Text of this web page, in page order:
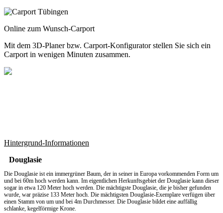
Online zum Wunsch-Carport
Mit dem 3D-Planerbzw. Carport-Konfiguratorstellen Sie sich ein
Carport in wenigen Minuten zusammen.
Hintergrund-Informationen
Douglasie
Die Douglasie ist ein immergrüner Baum, der in seiner in Europa vorkommenden Form um
und bei 60m hoch werden kann. Im eigentlichen Herkunftsgebiet der Douglasie kann dieser
sogar in etwa 120 Meter hoch werden. Die mächtigste Douglasie, die je bisher gefunden
wurde, war präzise 133 Meter hoch. Die mächtigsten Douglasie-Exemplare verfügen über
einen Stamm von um und bei 4m Durchmesser. Die Douglasie bildet eine auffällig
schlanke, kegelförmige Krone.